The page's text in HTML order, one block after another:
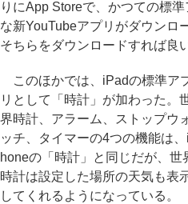
りにApp Storeで、かつての標
な新YouTubeアプリがダウンロ
そちらをダウンロードすれば良い
このほかでは、iPadの標準ア
リとして「時計」が加わった。
界時計、アラーム、ストップウ
ッチ、タイマーの4つの機能は
honeの「時計」と同じだが、世
時計は設定した場所の天気も表
してくれるようになっている。